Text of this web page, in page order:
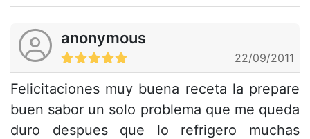
anonymous
22/09/2011
Felicitaciones muy buena receta la prepare
buen sabor un solo problema que me queda
duro despues que lo refrigero muchas